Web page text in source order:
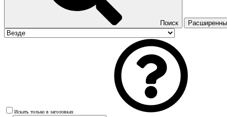
Поиск
Искать только в заголовках